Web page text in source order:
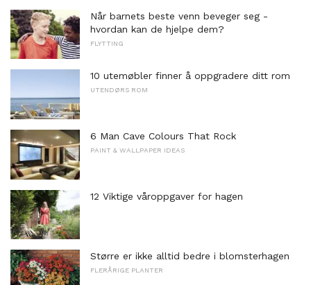
Når barnets beste venn beveger seg -
hvordan kan de hjelpe dem?
FLYTTING
10 utemøbler finner å oppgradere ditt rom
UTENDØRS ROM
6 Man Cave Colours That Rock
PAINT & WALLPAPER IDEAS
12 Viktige våroppgaver for hagen
Større er ikke alltid bedre i blomsterhagen
FLERÅRIGE PLANTER